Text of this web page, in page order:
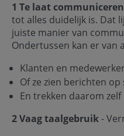
1 Te laat communiceren
tot alles duidelijk is. Dat
juiste manier van
Ondertussen kan er van
Klanten en
Of ze zien berichten op
En trekken daarom zelf
2 Vaag taalgebruik-